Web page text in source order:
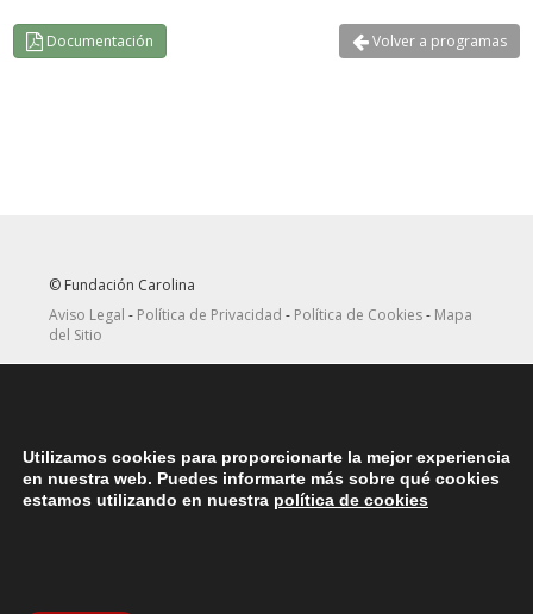
Documentación Volver a programas
© Fundación Carolina
Aviso Legal - Política de Privacidad - Política de Cookies- Mapa
del Sitio
ASOCIACIONES
Contacta con la asociación de exbecarios de tu paísaquí
Utilizamos cookies para proporcionarte la mejor experiencia
en nuestra web. Puedes informarte más sobre qué cookies
estamos utilizando en nuestra política de cookies